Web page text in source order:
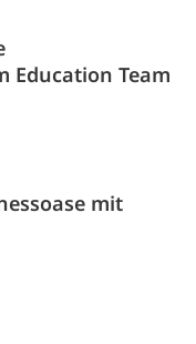
Education Team
mit